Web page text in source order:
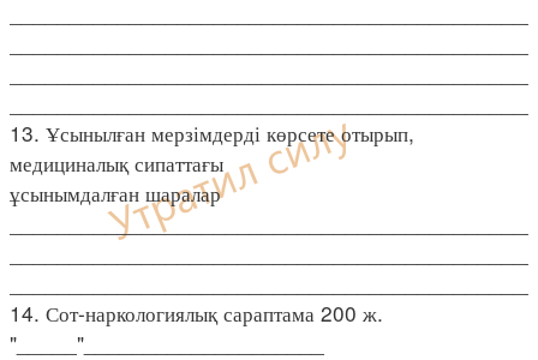
13. Ұсынылған мерзімдерді көрсете отырып,
медициналық сипаттағы
ұсынымдалған шаралар
14. Сот-наркологиялық сараптама 200 ж.
"_____"____________________